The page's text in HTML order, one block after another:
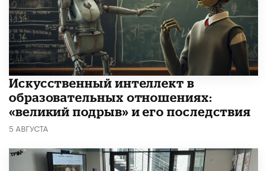
​Искусственный интеллект в
образовательных отношениях:
«великий подрыв» и его последствия
5 АВГУСТА